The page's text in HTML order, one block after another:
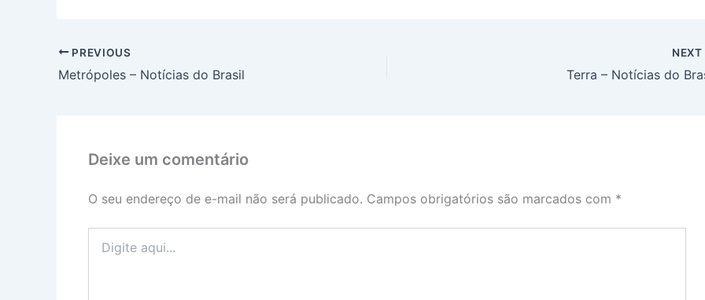
PREVIOUS
Metrópoles – Notícias do Brasil
NEXT
Terra – Notícias do
Deixe um comentário
O seu endereço de e-mail não será publicado. Campos obrigatórios são marcados com *
aqui...